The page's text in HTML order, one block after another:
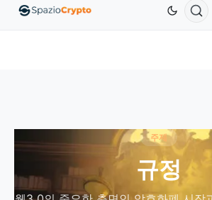
EthereumETHUS$1,880.58 TetherUSDT
주제
규정